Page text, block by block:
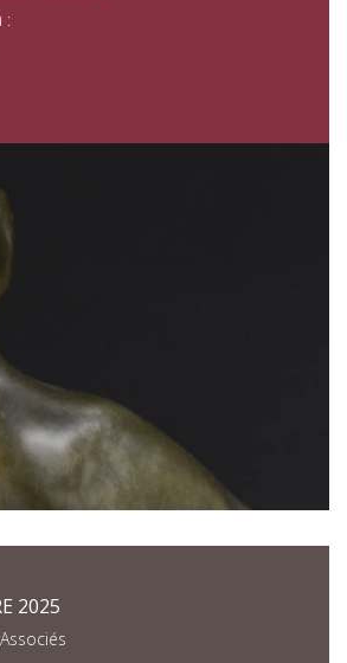
:
2025